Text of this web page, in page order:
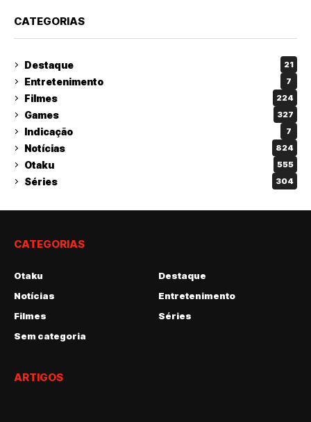
CATEGORIAS
Destaque 21
Entretenimento 7
Filmes 224
Games 327
Indicação 7
Notícias 824
Otaku 555
Séries 304
CATEGORIAS
Otaku
Destaque
Notícias
Entretenimento
Filmes
Séries
Sem categoria
ARTIGOS